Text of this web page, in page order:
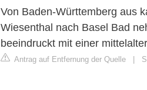
Von Baden-Württemberg aus
Wiesenthal nach Basel Bad
beeindruckt mit einer
Antrag auf Entfernung der Quelle |